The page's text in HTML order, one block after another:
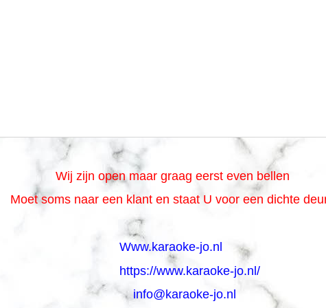
Wij zijn open maar graag eerst even bellen
Moet soms naar een klant en staat U voor een dichte
Www.karaoke-jo.nl
https://www.karaoke-jo.nl/
info@karaoke-jo.nl